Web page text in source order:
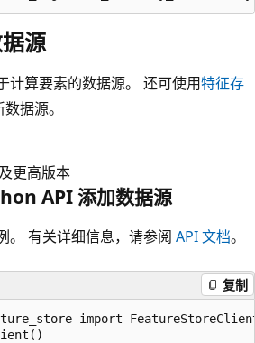
源
计算要素的数据源。 还可使用特征存
据源。
更高版本
API 添加数据源
。 有关详细信息，请参阅 API 文档。
复制
import